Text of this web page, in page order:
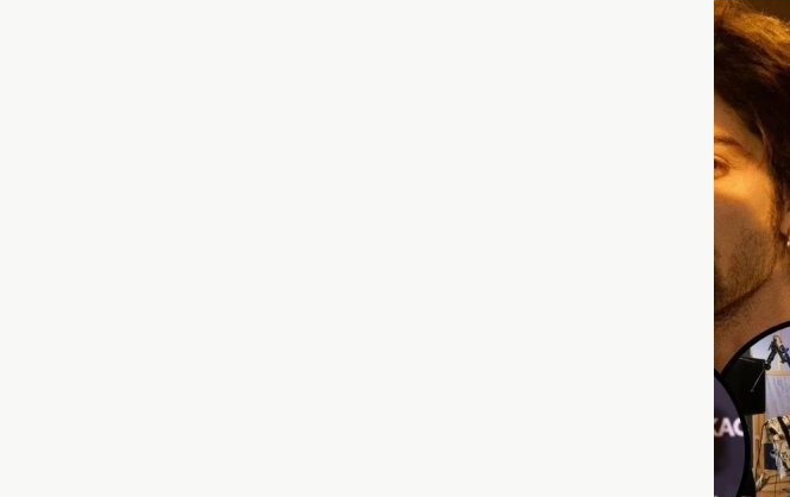
,
, снова оказался в поле
пользователей threads. Молодой, красивый, амбициозный,
личность, с хорошим чувством юмора — и это еще не все
стороны, по мнению девушек 😏. Поэтому неудивительно,
Так, пользовательница с ником saharnaya_lapka_
для поиска парня, похожего на Владимира Дантеса. За
более 300 комментариев, и среди комментаторов даже
некоторые украинские звезды 👀. Подробнее об этом —